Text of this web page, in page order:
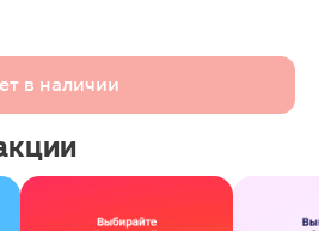
в наличии